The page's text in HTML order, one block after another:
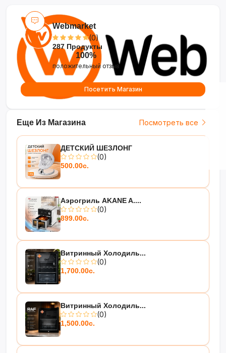
переносится
Еще Из Магазина Посмотреть все
ДЕТСКИЙ ШЕЗЛОНГ
(0)
500.00с.
Аэрогриль AKANE A....
(0)
899.00с.
Витринный Холодиль...
(0)
1,700.00с.
Витринный Холодиль...
(0)
1,500.00с.
Webmarket
(0)
287 Продукты
100%
положительный отзыв
Посетить Магазин